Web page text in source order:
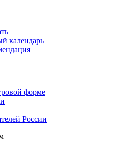
календарь
форме
России